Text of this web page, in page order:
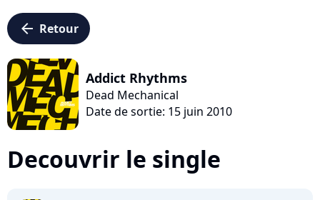
arrow_left Retour
Addict Rhythms
Dead Mechanical
Date de sortie: 15 juin 2010
Decouvrir le single